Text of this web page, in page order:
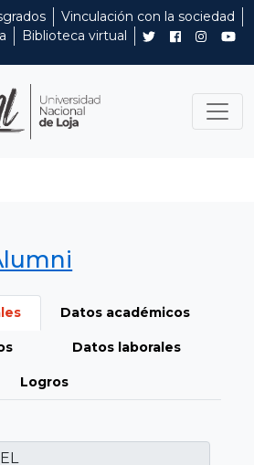
Vinculación con la sociedad
Biblioteca virtual
Datos académicos
Datos laborales
Logros